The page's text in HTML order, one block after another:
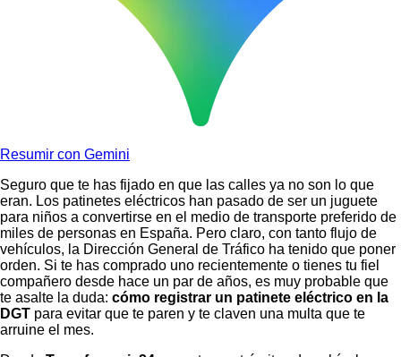
Resumir con Gemini
Seguro que te has fijado en que las calles ya no son lo que
eran. Los patinetes eléctricos han pasado de ser un juguete
para niños a convertirse en el medio de transporte preferido de
miles de personas en España. Pero claro, con tanto flujo de
vehículos, la Dirección General de Tráfico ha tenido que poner
orden. Si te has comprado uno recientemente o tienes tu fiel
compañero desde hace un par de años, es muy probable que
te asalte la duda: cómo registrar un patinete eléctrico en la
DGT para evitar que te paren y te claven una multa que te
arruine el mes.